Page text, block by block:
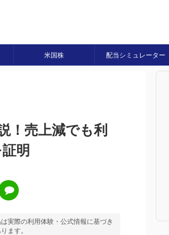
米国株 配当シミュレーター
！売上減でも利
明
実際の利用体験・公式情報に基づき
ます。